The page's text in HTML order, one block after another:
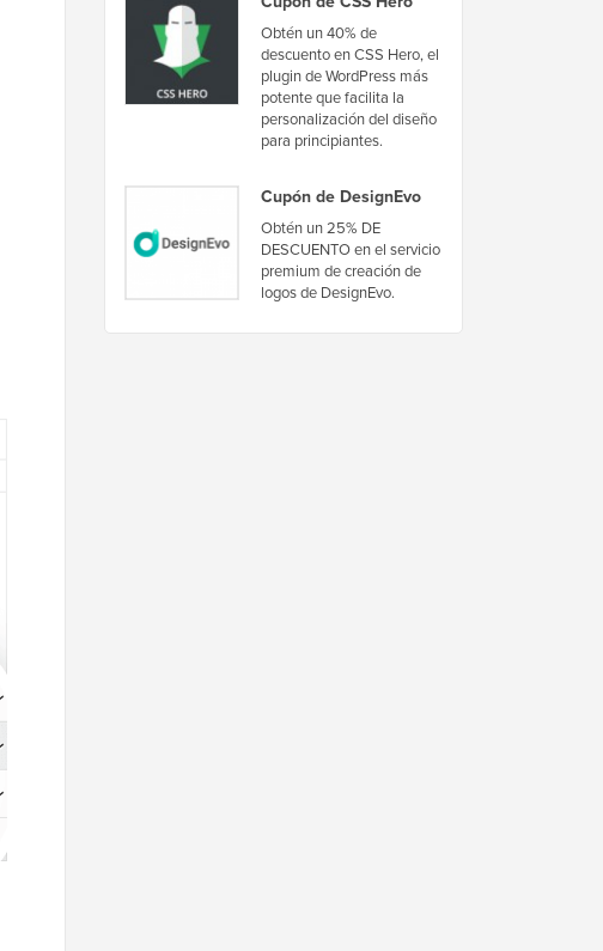
Obtén un 40% de
descuento en CSS Hero, el
plugin de WordPress más
potente que facilita la
personalización del diseño
para principiantes.
Cupón de DesignEvo
Obtén un 25% DE
DESCUENTO en el servicio
premium de creación de
logos de DesignEvo.